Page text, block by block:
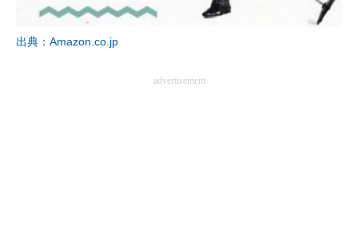
出典：Amazon.co.jp
advertisement